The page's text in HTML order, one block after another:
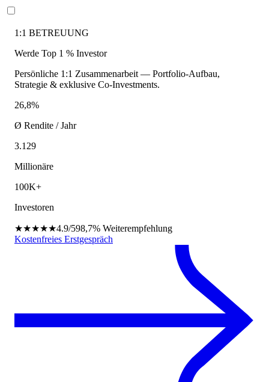
1:1 BETREUUNG
Werde Top 1 % Investor
Persönliche 1:1 Zusammenarbeit — Portfolio-Aufbau,
Strategie & exklusive Co-Investments.
26,8%
Ø Rendite / Jahr
3.129
Millionäre
100K+
Investoren
★★★★★4.9/598,7% Weiterempfehlung
Kostenfreies Erstgespräch